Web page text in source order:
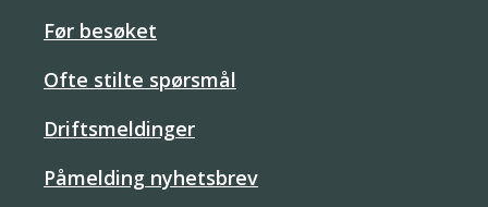
Før besøket
Ofte stilte spørsmål
Driftsmeldinger
Påmelding nyhetsbrev